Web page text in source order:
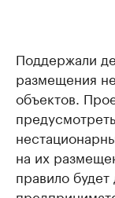
Поддержали
размещения
объектов.
на их
правило будет